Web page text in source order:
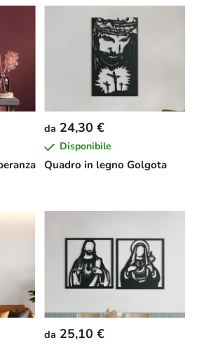
Quadro in legno Golgota
da 24,30 €
Disponibile
da 25,10 €